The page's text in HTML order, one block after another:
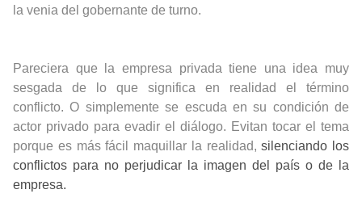
la venia del gobernante de turno.
Pareciera que la empresa privada tiene una idea muy
sesgada de lo que significa en realidad el término
conflicto. O simplemente se escuda en su condición de
actor privado para evadir el diálogo. Evitan tocar el tema
porque es más fácil maquillar la realidad,silenciando los
conflictos para no perjudicar la imagen del país o de la
empresa.